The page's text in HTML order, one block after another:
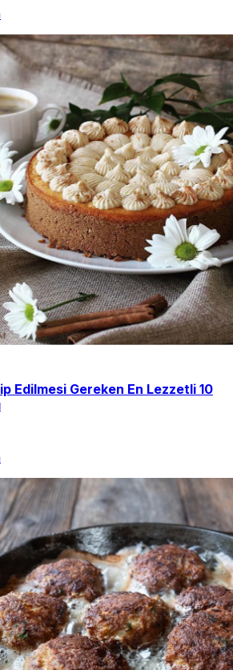
Edilmesi Gereken En Lezzetli 10